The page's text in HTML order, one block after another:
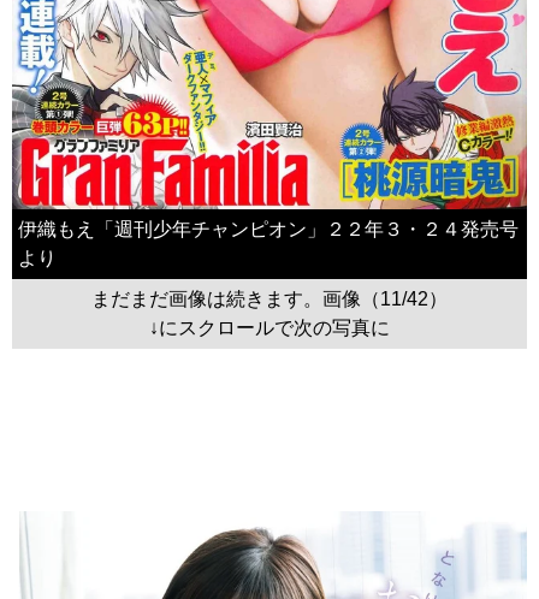
伊織もえ「週刊少年チャンピオン」２２年３・２４発売号
より
まだまだ画像は続きます。画像（11/42）
↓にスクロールで次の写真に